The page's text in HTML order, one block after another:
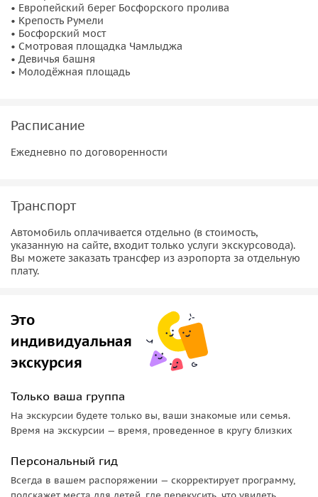
10.Молодёжная площадьтого самого великого пирата
капитана Барбаросса или командующего флотилией
Османской империи. Площадь на европейском берегу
Босфора, захватывающие истории и, по желанию,
вкуснейшие кебабы.
• Европейский берег Босфорского пролива
• Крепость Румели
• Босфорский мост
• Смотровая площадка Чамлыджа
• Девичья башня
• Молодёжная площадь
Расписание
Ежедневно по договоренности
Транспорт
Автомобиль оплачивается отдельно (в стоимость,
указанную на сайте, входит только услуги экскурсовода).
Вы можете заказать трансфер из аэропорта за отдельную
плату.
Это
индивидуальная
экскурсия
Только ваша группа
На экскурсии будете только вы, ваши знакомые или семья.
Время на экскурсии — время, проведенное в кругу близких
Персональный гид
Всегда в вашем распоряжении — скорректирует программу,